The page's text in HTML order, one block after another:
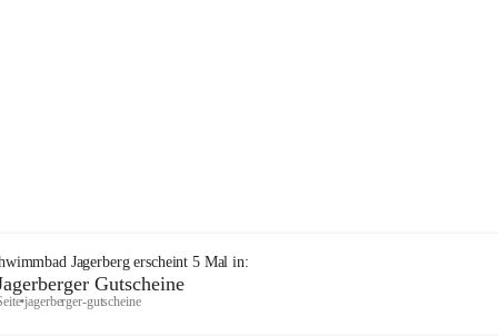
Jagerbergerscheint 5Mal in:
Gutscheine
•jagerberger-gutscheine